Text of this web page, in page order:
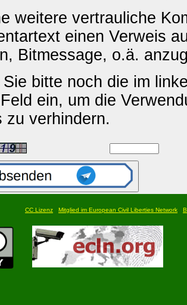
weitere vertrauliche
einen Verweis
Bitmessage, o.ä.
Sie bitte noch die im
ein, um die
zu verhindern.
CC Lizenz Mitglied im European Civil Liberties Network